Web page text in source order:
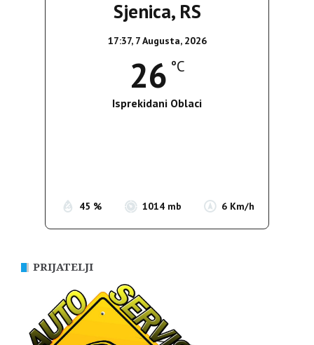
Sjenica, RS
17:37, 7 Augusta, 2026
26 °C
Isprekidani Oblaci
45 % 1014 mb 6 Km/h
PRIJATELJI